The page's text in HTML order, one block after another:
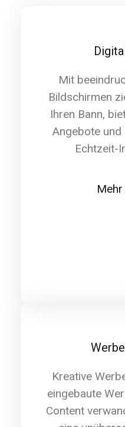
Mit
Bildschirmen
Ihren Bann,
Angebote
Echtzeit-
Kreative
eingebaute
Content